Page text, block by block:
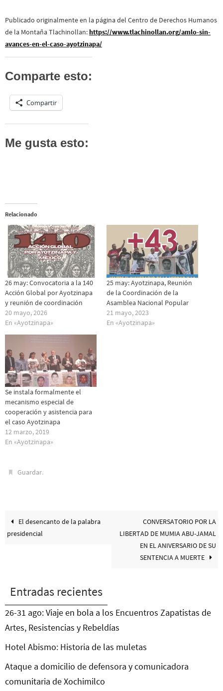
Publicado originalmente en la página del Centro de Derechos Humanos
de la Montaña Tlachinollan: https://www.tlachinollan.org/amlo-sin-
avances-en-el-caso-ayotzinapa/
Comparte esto:
Compartir
Me gusta esto:
Relacionado
26 may: Convocatoria a la 140
Acción Global por Ayotzinapa
y reunión de coordinación
20 mayo, 2026
En «Ayotzinapa»
25 may: Ayotzinapa, Reunión
de la Coordinación de la
Asamblea Nacional Popular
21 mayo, 2023
En «Ayotzinapa»
Se instala formalmente el
mecanismo especial de
cooperación y asistencia para
el caso Ayotzinapa
12 marzo, 2019
En «Ayotzinapa»
Guardar.
El desencanto de la palabra
presidencial
CONVERSATORIO POR LA
LIBERTAD DE MUMIA ABU-JAMAL
EN EL ANIVERSARIO DE SU
SENTENCIA A MUERTE
Entradas recientes
26-31 ago: Viaje en bola a los Encuentros Zapatistas de
Artes, Resistencias y Rebeldías
Hotel Abismo: Historia de las muletas
Ataque a domicilio de defensora y comunicadora
comunitaria de Xochimilco